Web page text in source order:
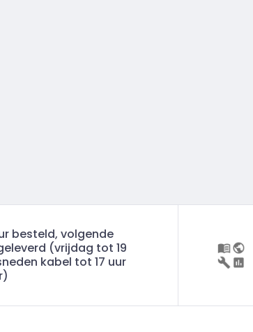
besteld, volgende
(vrijdag tot 19
kabel tot 17 uur